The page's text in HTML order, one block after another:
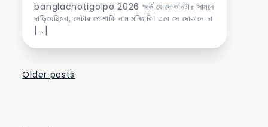
banglachotigolpo 2026 অর্ক যে দোকানটার সামনে
দাড়িয়েছিলো, সেটার পোশাকি নাম মনিহারি। তবে সে দোকানে চা
[…]
Posts
Older posts